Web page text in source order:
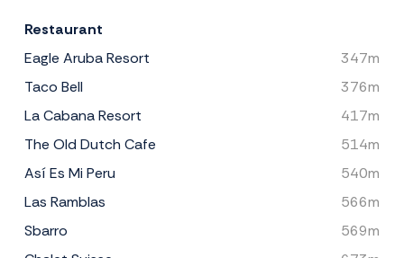
Restaurant
Eagle Aruba Resort
347m
Taco Bell
376m
La Cabana Resort
417m
The Old Dutch Cafe
514m
Así Es Mi Peru
540m
Las Ramblas
566m
Sbarro
569m